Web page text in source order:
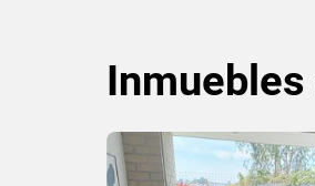
Inmuebles